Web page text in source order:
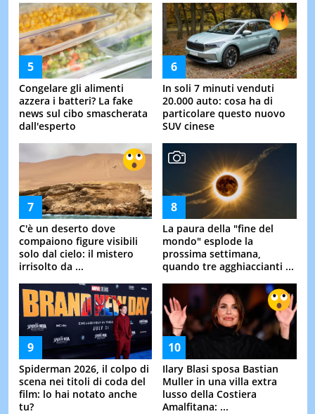
Congelare gli alimenti
azzera i batteri? La fake
news sul cibo smascherata
dall'esperto
In soli 7 minuti venduti
20.000 auto: cosa ha di
particolare questo nuovo
SUV cinese
C'è un deserto dove
compaiono figure visibili
solo dal cielo: il mistero
irrisolto da ...
La paura della "fine del
mondo" esplode la
prossima settimana,
quando tre agghiaccianti ...
Spiderman 2026, il colpo di
scena nei titoli di coda del
film: lo hai notato anche
tu?
Ilary Blasi sposa Bastian
Muller in una villa extra
lusso della Costiera
Amalfitana: ...